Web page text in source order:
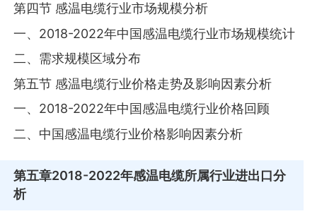
第四节 感温电缆行业市场规模分析
一、2018-2022年中国感温电缆行业市场规模统计
二、需求规模区域分布
第五节 感温电缆行业价格走势及影响因素分析
一、2018-2022年中国感温电缆行业价格回顾
二、中国感温电缆行业价格影响因素分析
第五章2018-2022年感温电缆所属行业进出口分
析